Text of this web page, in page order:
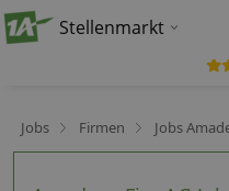
Stellenmarkt
Jobs Firmen Jobs